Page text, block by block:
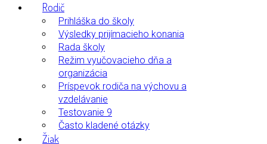
Rodič
Prihláška do školy
Výsledky prijímacieho konania
Rada školy
Režim vyučovacieho dňa a
organizácia
Príspevok rodiča na výchovu a
vzdelávanie
Testovanie 9
Často kladené otázky
Žiak